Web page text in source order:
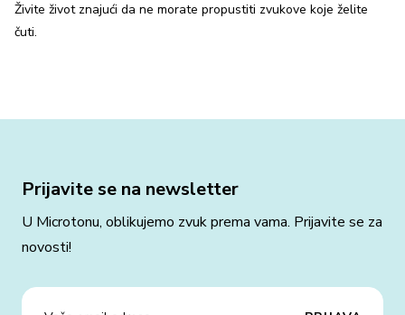
Živite život znajući da ne morate propustiti zvukove koje želite
čuti.
Prijavite se na newsletter
U Microtonu, oblikujemo zvuk prema vama. Prijavite se za
novosti!